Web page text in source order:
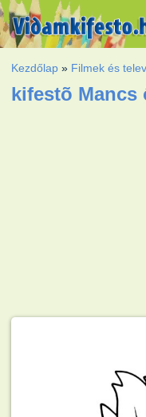
Kezdőlap » Filmek és
kifestõ Mancs